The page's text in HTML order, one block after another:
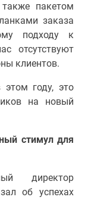
пакетом
заказа
подходу к
отсутствуют
клиентов.
этом году, это
на новый
стимул для
директор
об успехах